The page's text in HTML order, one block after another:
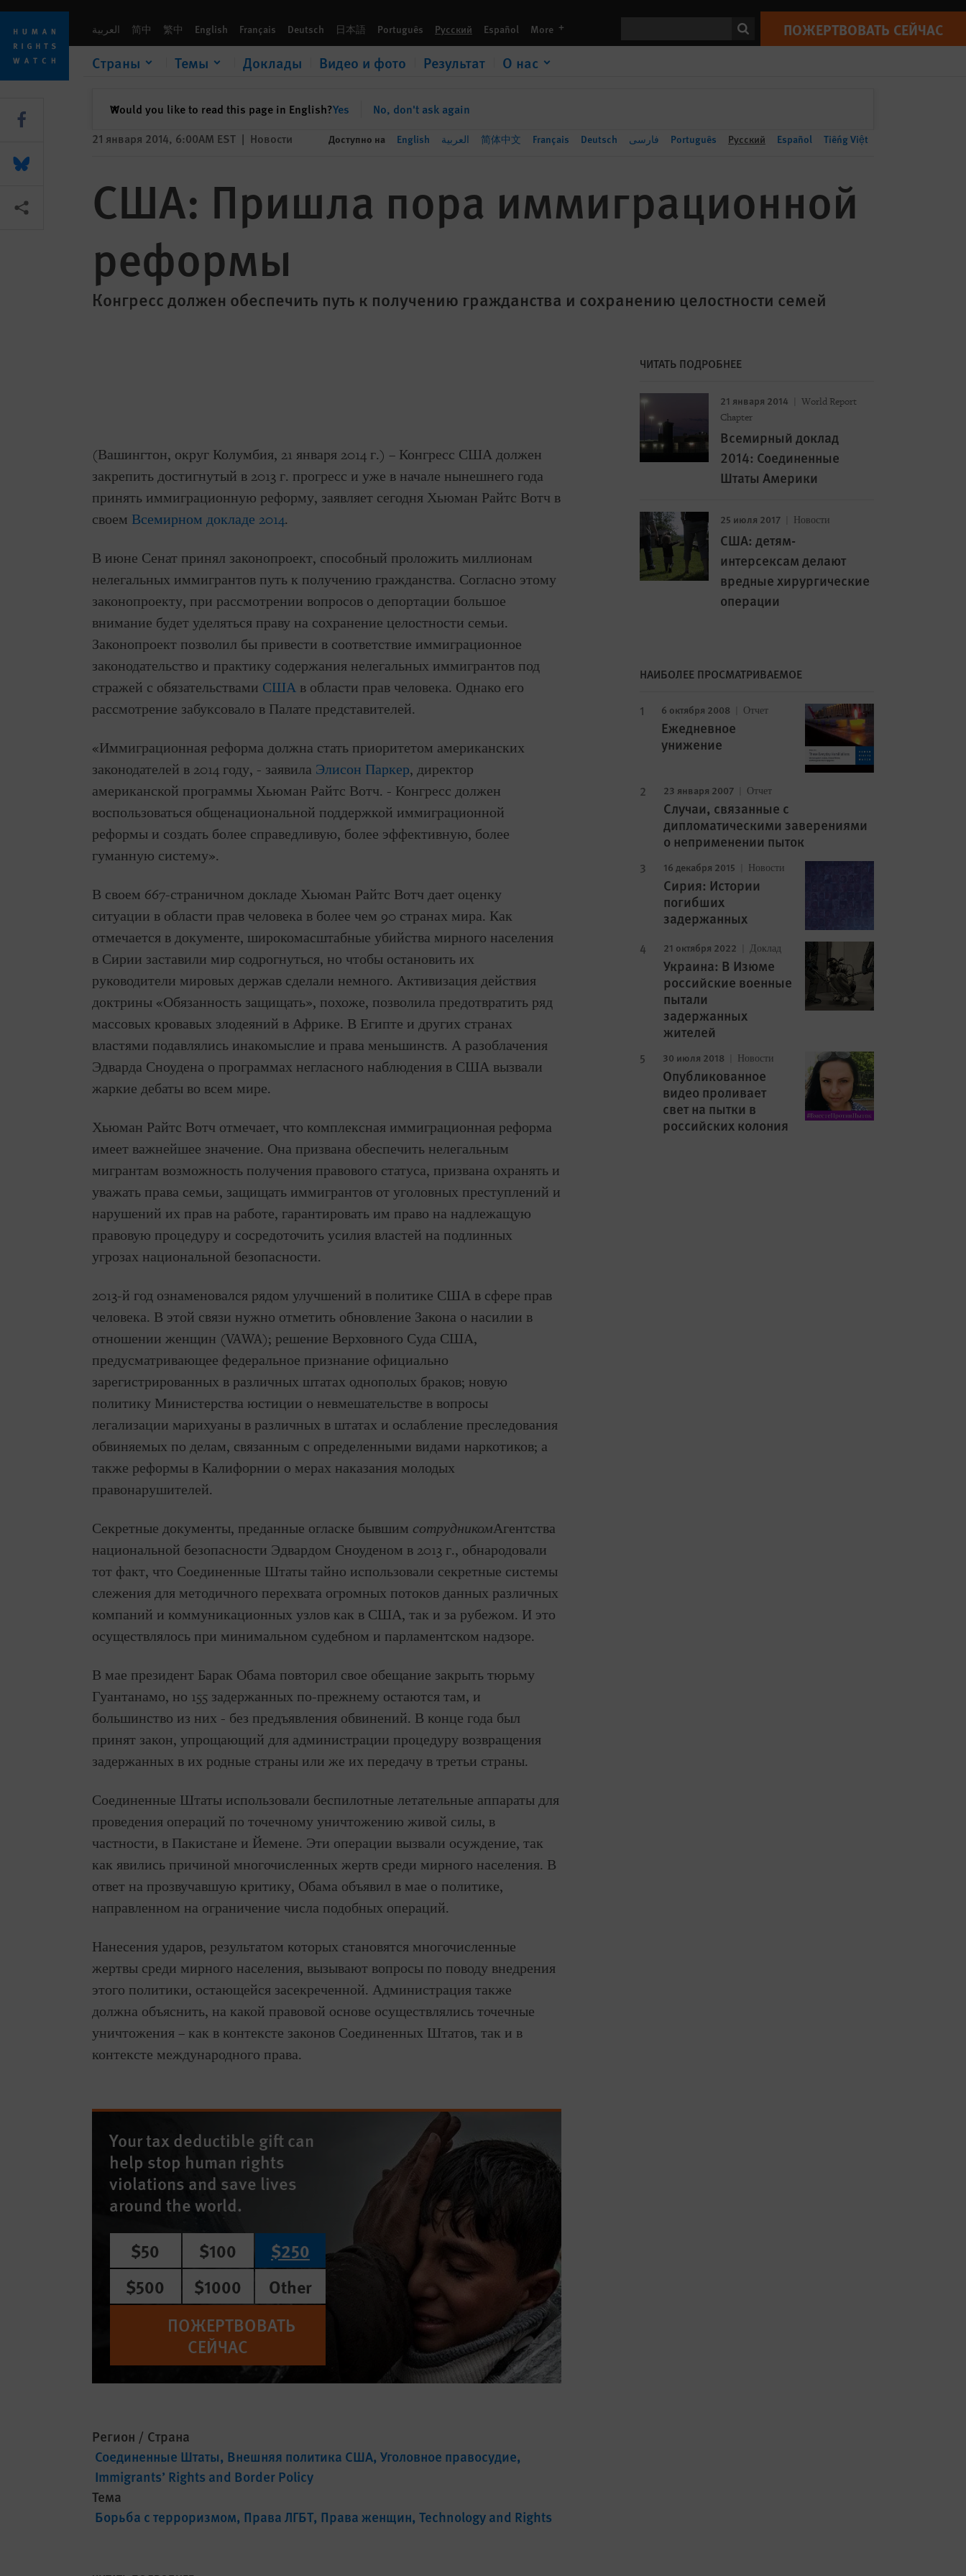
Skip
cookie
privacy
notice
Skip
main
content
العربية 简中 繁中 English Français Deutsch 日本語 Português Русский Español More languages ПОЖЕРТВОВАТЬ СЕЙЧАС
Страны Темы Доклады Видео и фото Результат О нас
Would you like to read this page in English?Yes No, don't ask again
✕закрыть
ПОЖЕРТВОВАТЬ СЕЙЧАС
21 января 2014, 6:00AM EST | Новости Доступно на English العربية 简体中文 Français Deutsch فارسی Português Русский Español Tiếng Việt
США: Пришла пора иммиграционной
реформы
Конгресс должен обеспечить путь к получению гражданства и сохранению целостности семей
(Вашингтон, округ Колумбия, 21 января 2014 г.) – Конгресс США должен
закрепить достигнутый в 2013 г. прогресс и уже в начале нынешнего года
принять иммиграционную реформу, заявляет сегодня Хьюман Райтс Вотч в
своем Всемирном докладе 2014.
В июне Сенат принял законопроект, способный проложить миллионам
нелегальных иммигрантов путь к получению гражданства. Согласно этому
законопроекту, при рассмотрении вопросов о депортации большое
внимание будет уделяться праву на сохранение целостности семьи.
Законопроект позволил бы привести в соответствие иммиграционное
законодательство и практику содержания нелегальных иммигрантов под
стражей с обязательствами США в области прав человека. Однако его
рассмотрение забуксовало в Палате представителей.
«Иммиграционная реформа должна стать приоритетом американских
законодателей в 2014 году, - заявила Элисон Паркер, директор
американской программы Хьюман Райтс Вотч. - Конгресс должен
воспользоваться общенациональной поддержкой иммиграционной
реформы и создать более справедливую, более эффективную, более
гуманную систему».
В своем 667-страничном докладе Хьюман Райтс Вотч дает оценку
ситуации в области прав человека в более чем 90 странах мира. Как
отмечается в документе, широкомасштабные убийства мирного населения
в Сирии заставили мир содрогнуться, но чтобы остановить их
руководители мировых держав сделали немного. Активизация действия
доктрины «Обязанность защищать», похоже, позволила предотвратить ряд
массовых кровавых злодеяний в Африке. В Египте и других странах
властями подавлялись инакомыслие и права меньшинств. А разоблачения
Эдварда Сноудена о программах негласного наблюдения в США вызвали
жаркие дебаты во всем мире.
Хьюман Райтс Вотч отмечает, что комплексная иммиграционная реформа
имеет важнейшее значение. Она призвана обеспечить нелегальным
мигрантам возможность получения правового статуса, призвана охранять и
уважать права семьи, защищать иммигрантов от уголовных преступлений и
нарушений их прав на работе, гарантировать им право на надлежащую
правовую процедуру и сосредоточить усилия властей на подлинных
угрозах национальной безопасности.
2013-й год ознаменовался рядом улучшений в политике США в сфере прав
человека. В этой связи нужно отметить обновление Закона о насилии в
отношении женщин (VAWA); решение Верховного Суда США,
предусматривающее федеральное признание официально
зарегистрированных в различных штатах однополых браков; новую
политику Министерства юстиции о невмешательстве в вопросы
легализации марихуаны в различных в штатах и ослабление преследования
обвиняемых по делам, связанным с определенными видами наркотиков; а
также реформы в Калифорнии о мерах наказания молодых
правонарушителей.
Секретные документы, преданные огласке бывшим сотрудникомАгентства
национальной безопасности Эдвардом Сноуденом в 2013 г., обнародовали
тот факт, что Соединенные Штаты тайно использовали секретные системы
слежения для методичного перехвата огромных потоков данных различных
компаний и коммуникационных узлов как в США, так и за рубежом. И это
осуществлялось при минимальном судебном и парламентском надзоре.
В мае президент Барак Обама повторил свое обещание закрыть тюрьму
Гуантанамо, но 155 задержанных по-прежнему остаются там, и
большинство из них - без предъявления обвинений. В конце года был
принят закон, упрощающий для администрации процедуру возвращения
задержанных в их родные страны или же их передачу в третьи страны.
Соединенные Штаты использовали беспилотные летательные аппараты для
проведения операций по точечному уничтожению живой силы, в
частности, в Пакистане и Йемене. Эти операции вызвали осуждение, так
как явились причиной многочисленных жертв среди мирного населения. В
ответ на прозвучавшую критику, Обама объявил в мае о политике,
направленном на ограничение числа подобных операций.
Нанесения ударов, результатом которых становятся многочисленные
жертвы среди мирного населения, вызывают вопросы по поводу внедрения
этого политики, остающейся засекреченной. Администрация также
должна объяснить, на какой правовой основе осуществлялись точечные
уничтожения – как в контексте законов Соединенных Штатов, так и в
контексте международного права.
Your tax deductible gift can
help stop human rights
violations and save lives
around the world.
$50
$100
$250
$500
$1000
Other
ПОЖЕРТВОВАТЬ
СЕЙЧАС
Регион / Страна
Соединенные Штаты Внешняя политика США Уголовное правосудие
Immigrants’ Rights and Border Policy
Тема
Борьба с терроризмом Права ЛГБТ Права женщин Technology and Rights
ЧИТАТЬ ПОДРОБНЕЕ
21 января 2014
World Report
Chapter
Всемирный доклад
2014: Соединенные
Штаты Америки
25 июля 2017 Новости
США: детям-
интерсексам делают
вредные хирургические
операции
НАИБОЛЕЕ ПРОСМАТРИВАЕМОЕ
6 октября 2008 Отчет
Ежедневное
унижение
23 января 2007 Отчет
Случаи, связанные с
дипломатическими заверениями
о неприменении пыток
16 декабря 2015 Новости
Сирия: Истории
погибших
задержанных
21 октября 2022 Доклад
Украина: В Изюме
российские военные
пытали
задержанных
жителей
30 июля 2018 Новости
Опубликованное
видео проливает
свет на пытки в
российских колония
Share this via Facebook
Share this via Bluesky
Share this via Поделиться